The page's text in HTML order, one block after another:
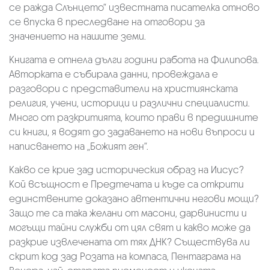
се ражда Слънцето“ известната писателка отново
се впуска в преследване на отговори за
значението на нашите земи.
Книгата е отнела дълги години работа на Филипова.
Авторката е събирала данни, провеждала е
разговори с представители на християнската
религия, учени, историци и различни специалисти.
Много от разкритията, които прави в предишните
си книги, я водят до задаването на нови въпроси и
написването на „Божият ген“.
Какво се крие зад историческия образ на Иисус?
Кой всъщност е Предтечата и къде са открити
единствените доказано автентични негови мощи?
Защо те са така желани от масони, дарвинисти и
могъщи тайни служби от цял свят и какво може да
разкрие извлечената от тях ДНК? Съществува ли
скрит код зад Розата на компаса, Пентаграма на